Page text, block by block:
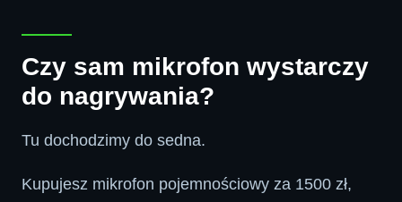
Czy sam mikrofon wystarczy
do nagrywania?
Tu dochodzimy do sedna.
Kupujesz mikrofon pojemnościowy za 1500 zł,